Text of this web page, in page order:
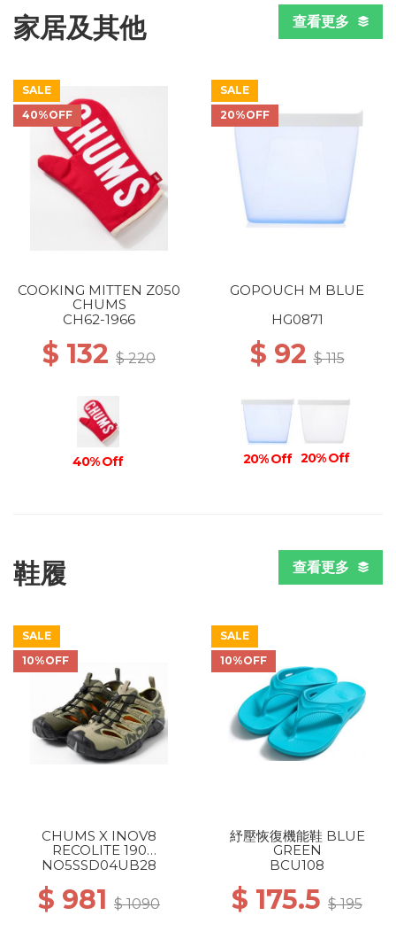
家居及其他 查看更多
SALE
40%OFF
COOKING MITTEN Z050
CHUMS
CH62-1966
$ 132 $ 220
40% Off
SALE
20%OFF
GOPOUCH M BLUE
HG0871
$ 92$ 115
20% Off 20% Off
鞋履 查看更多
SALE
10%OFF
CHUMS X INOV8
RECOLITE 190
OLIVE/BEIGE
NO5SSD04UB28
$ 981 $ 1090
SALE
10%OFF
紓壓恢復機能鞋 BLUE
GREEN
BCU108
$ 175.5 $ 195